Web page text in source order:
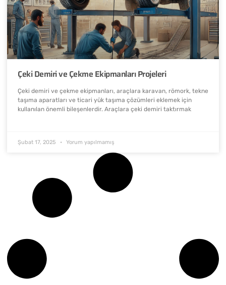
Çeki Demiri ve Çekme Ekipmanları Projeleri
Çeki demiri ve çekme ekipmanları, araçlara karavan, römork, tekne
taşıma aparatları ve ticari yük taşıma çözümleri eklemek için
kullanılan önemli bileşenlerdir. Araçlara çeki demiri taktırmak
Şubat 17, 2025 Yorum yapılmamış